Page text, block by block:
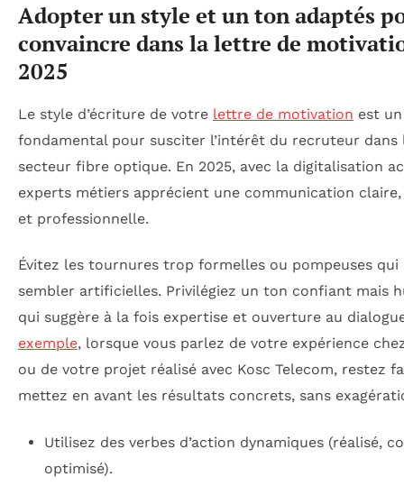
Adopter un style et un ton adaptés
convaincre dans la lettre de
2025
Le style d’écriture de votre lettre de motivation est
fondamental pour susciter l’intérêt du recruteur dans
secteur fibre optique. En 2025, avec la digitalisation
experts métiers apprécient une communication
et professionnelle.
Évitez les tournures trop formelles ou pompeuses qui
sembler artificielles. Privilégiez un ton confiant mais
qui suggère à la fois expertise et ouverture au
exemple, lorsque vous parlez de votre expérience
ou de votre projet réalisé avec Kosc Telecom, restez
mettez en avant les résultats concrets, sans
Utilisez des verbes d’action dynamiques (réalisé,
optimisé).